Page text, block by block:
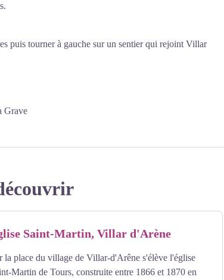
puis tourner à gauche sur un sentier qui rejoint Villar
Grave
Saint-Martin, Villar d'Arène
la place du village de Villar-d'Arêne s'élève l'église
Martin de Tours, construite entre 1866 et 1870 en